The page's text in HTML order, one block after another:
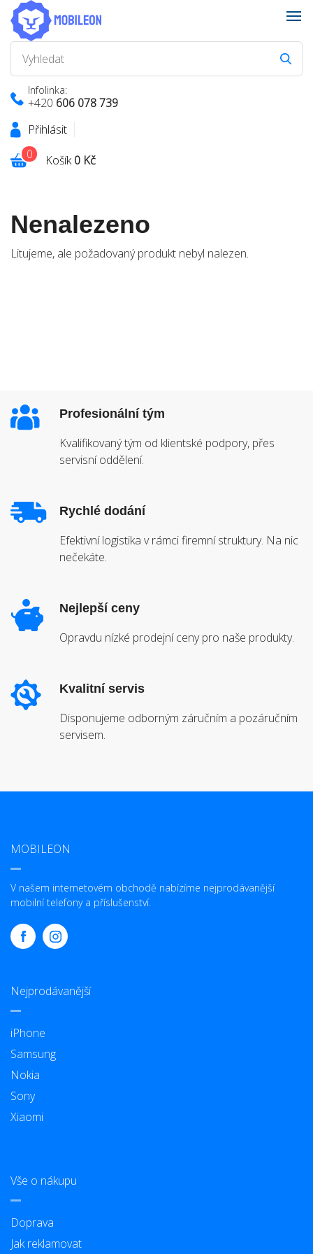
Infolinka:
+420 606 078 739
Přihlásit
Košík0 Kč
0
Nenalezeno
Litujeme, ale požadovaný produkt nebyl nalezen.
Profesionální tým
Kvalifikovaný tým od klientské podpory, přes
servisní oddělení.
Rychlé dodání
Efektivní logistika v rámci firemní struktury. Na nic
nečekáte.
Nejlepší ceny
Opravdu nízké prodejní ceny pro naše produkty.
Kvalitní servis
Disponujeme odborným záručním a pozáručním
servisem.
MOBILEON
V našem internetovém obchodě nabízíme nejprodávanější
mobilní telefony a příslušenství.
Nejprodávanější
iPhone
Samsung
Nokia
Sony
Xiaomi
Vše o nákupu
Doprava
Jak reklamovat